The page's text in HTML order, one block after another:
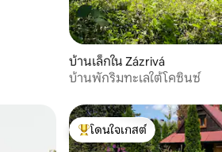
บ้านเล็กใน Zázrivá
บ้านพักริมทะเลใต้โคซินซ์
โดนใจเกสต์ที่สุด
โดนใจเกสต์